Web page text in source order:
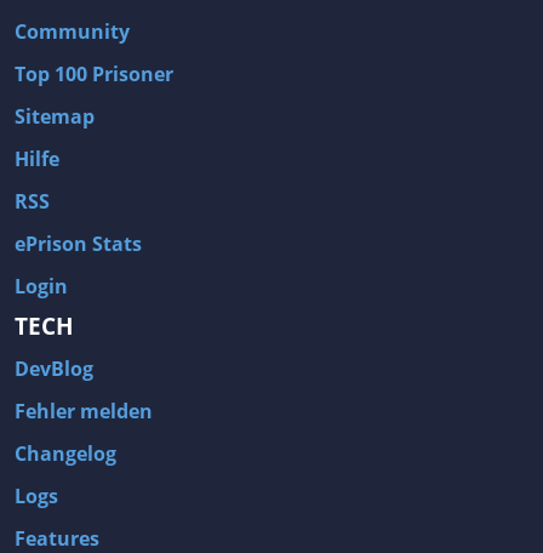
Community
Top 100 Prisoner
Sitemap
Hilfe
RSS
ePrison Stats
Login
TECH
DevBlog
Fehler melden
Changelog
Logs
Features